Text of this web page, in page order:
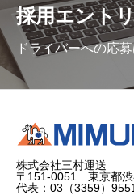
採用エント
ドライバーへの応
株式会社三村運送
〒151-0051 東京都渋
代表：03（3359）9551